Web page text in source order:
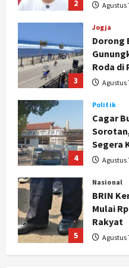
3
Dorong
Roda di
Agustus
4
Cagar
Segera
Agustus
BRIN
Mulai
Rakyat
Agustus
Hari